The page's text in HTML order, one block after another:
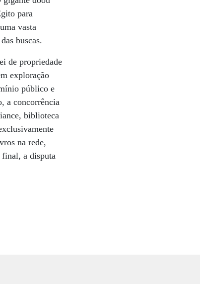
para
vasta
buscas.
de propriedade
exploração
público e
a concorrência
biblioteca
na rede,
final, a disputa